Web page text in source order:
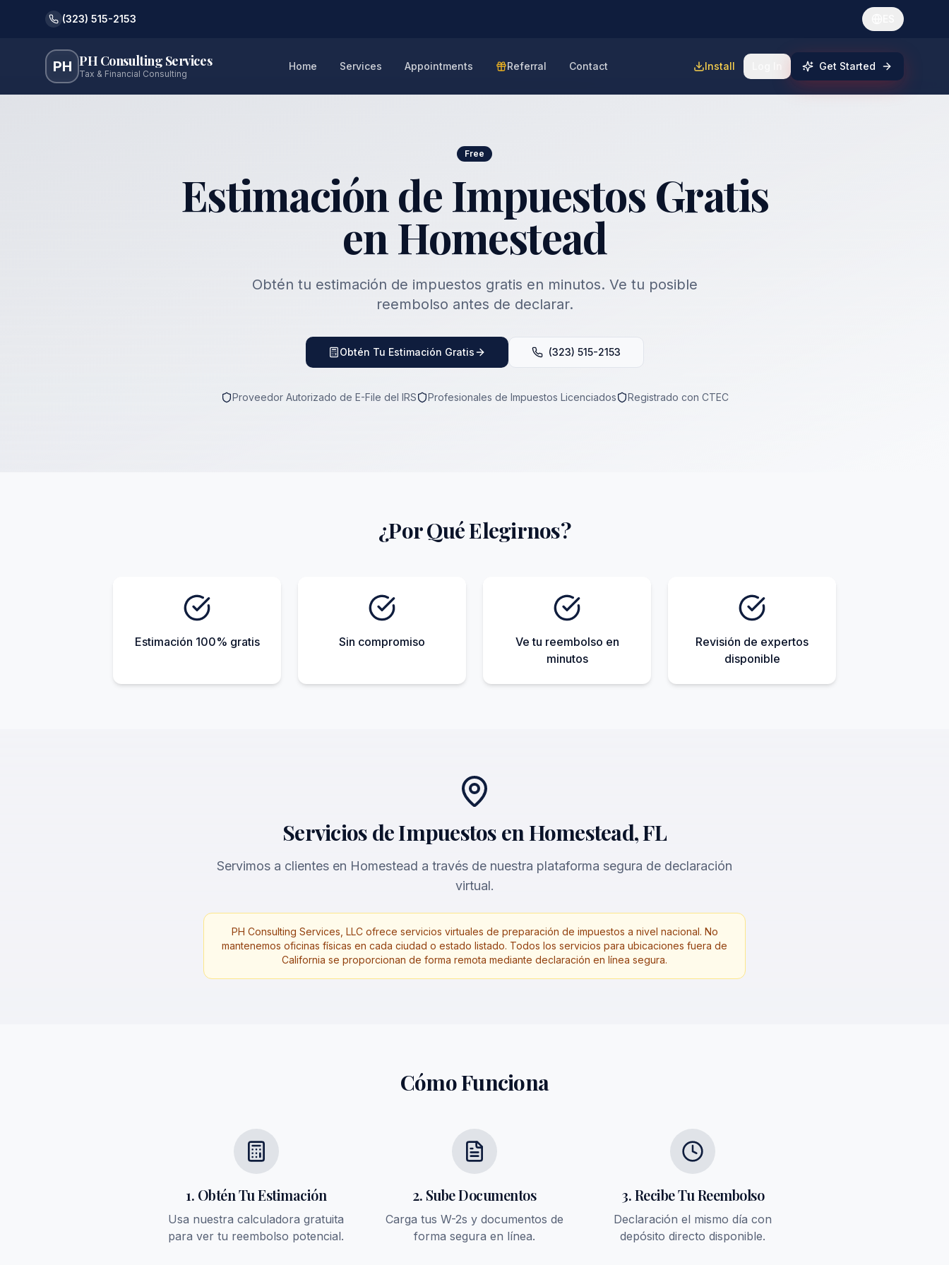
(323) 515-2153
PH PH Consulting Services
Tax & Financial Consulting
Home Services Appointments Referral Contact Install Get Started
Free
Estimación de Impuestos Gratis
en Homestead
Obtén tu estimación de impuestos gratis en minutos. Ve tu posible
reembolso antes de declarar.
Obtén Tu Estimación Gratis (323) 515-2153
Proveedor Autorizado de E-File del IRS Profesionales de Impuestos Licenciados Registrado con CTEC
¿Por Qué Elegirnos?
Estimación 100% gratis Sin compromiso
Ve tu reembolso en
minutos
Revisión de expertos
disponible
Servicios de Impuestos en Homestead, FL
Servimos a clientes en Homestead a través de nuestra plataforma segura de declaración
virtual.
PH Consulting Services, LLC ofrece servicios virtuales de preparación de impuestos a nivel nacional. No
mantenemos oficinas físicas en cada ciudad o estado listado. Todos los servicios para ubicaciones fuera de
California se proporcionan de forma remota mediante declaración en línea segura.
Cómo Funciona
1. Obtén Tu Estimación
Usa nuestra calculadora gratuita
para ver tu reembolso potencial.
2. Sube Documentos
Carga tus W-2s y documentos de
forma segura en línea.
3. Recibe Tu Reembolso
Declaración el mismo día con
depósito directo disponible.